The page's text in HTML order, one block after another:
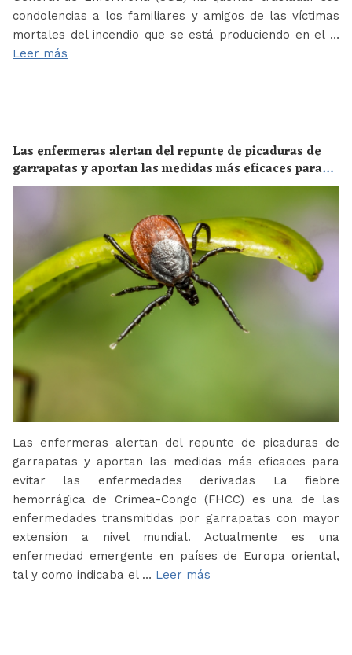
condolencias a los familiares y amigos de las víctimas
mortales del incendio que se está produciendo en el …
Leer más
Las enfermeras alertan del repunte de picaduras de
garrapatas y aportan las medidas más eficaces para
evitar las enfermedades derivadas
Las enfermeras alertan del repunte de picaduras de
garrapatas y aportan las medidas más eficaces para
evitar las enfermedades derivadas La fiebre
hemorrágica de Crimea-Congo (FHCC) es una de las
enfermedades transmitidas por garrapatas con mayor
extensión a nivel mundial. Actualmente es una
enfermedad emergente en países de Europa oriental,
tal y como indicaba el … Leer más